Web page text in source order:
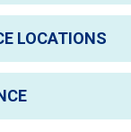
LOCATIONS